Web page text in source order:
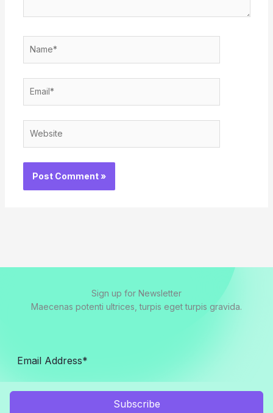
Sign up for Newsletter
Maecenas potenti ultrices, turpis eget turpis gravida.
Subscribe